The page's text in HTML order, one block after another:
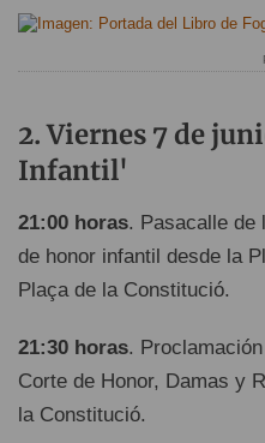
Viernes 7 de
Infantil'
21:00 horas. Pasacalle de
de honor infantil desde la
Plaça de la Constitució.
21:30 horas.
Corte de Honor, Damas y
la Constitució.